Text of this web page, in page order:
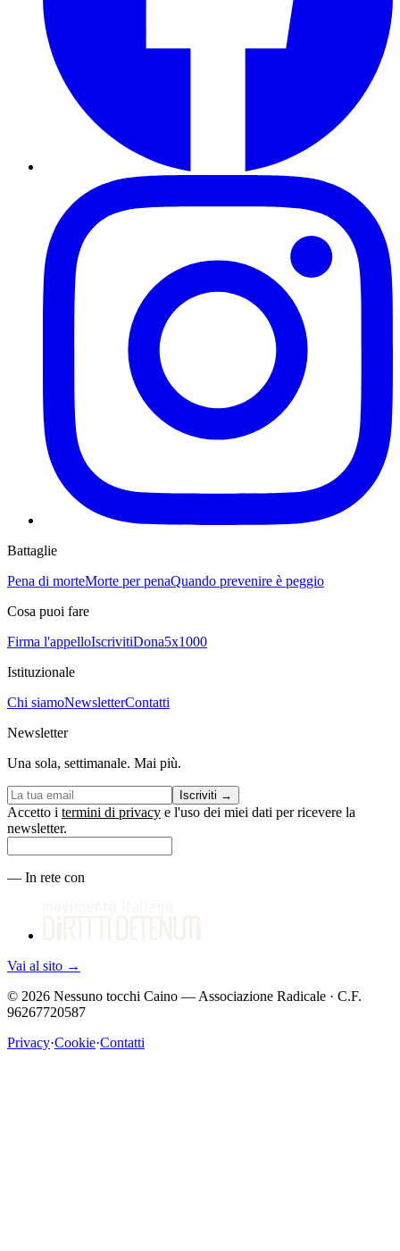
Battaglie
Pena di morteMorte per penaQuando prevenire è peggio
Cosa puoi fare
Firma l'appelloIscrivitiDona5x1000
Istituzionale
Chi siamoNewsletterContatti
Newsletter
Una sola, settimanale. Mai più.
Iscriviti →
Accetto i termini di privacy e l'uso dei miei dati per ricevere la
newsletter.
— In rete con
Vai al sito →
© 2026 Nessuno tocchi Caino — Associazione Radicale · C.F.
96267720587
Privacy·Cookie·Contatti